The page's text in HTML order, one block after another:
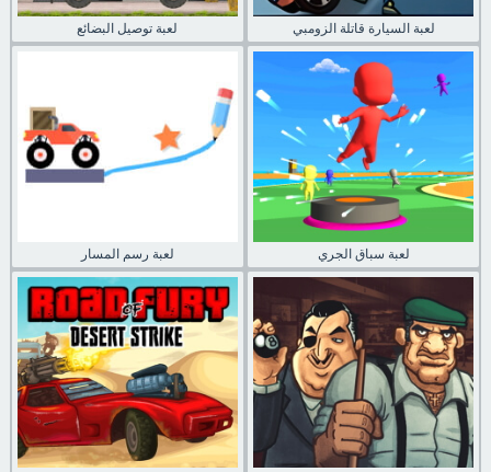
لعبة توصيل البضائع لعبة السيارة قاتلة الزومبي
لعبة رسم المسار لعبة سباق الجري